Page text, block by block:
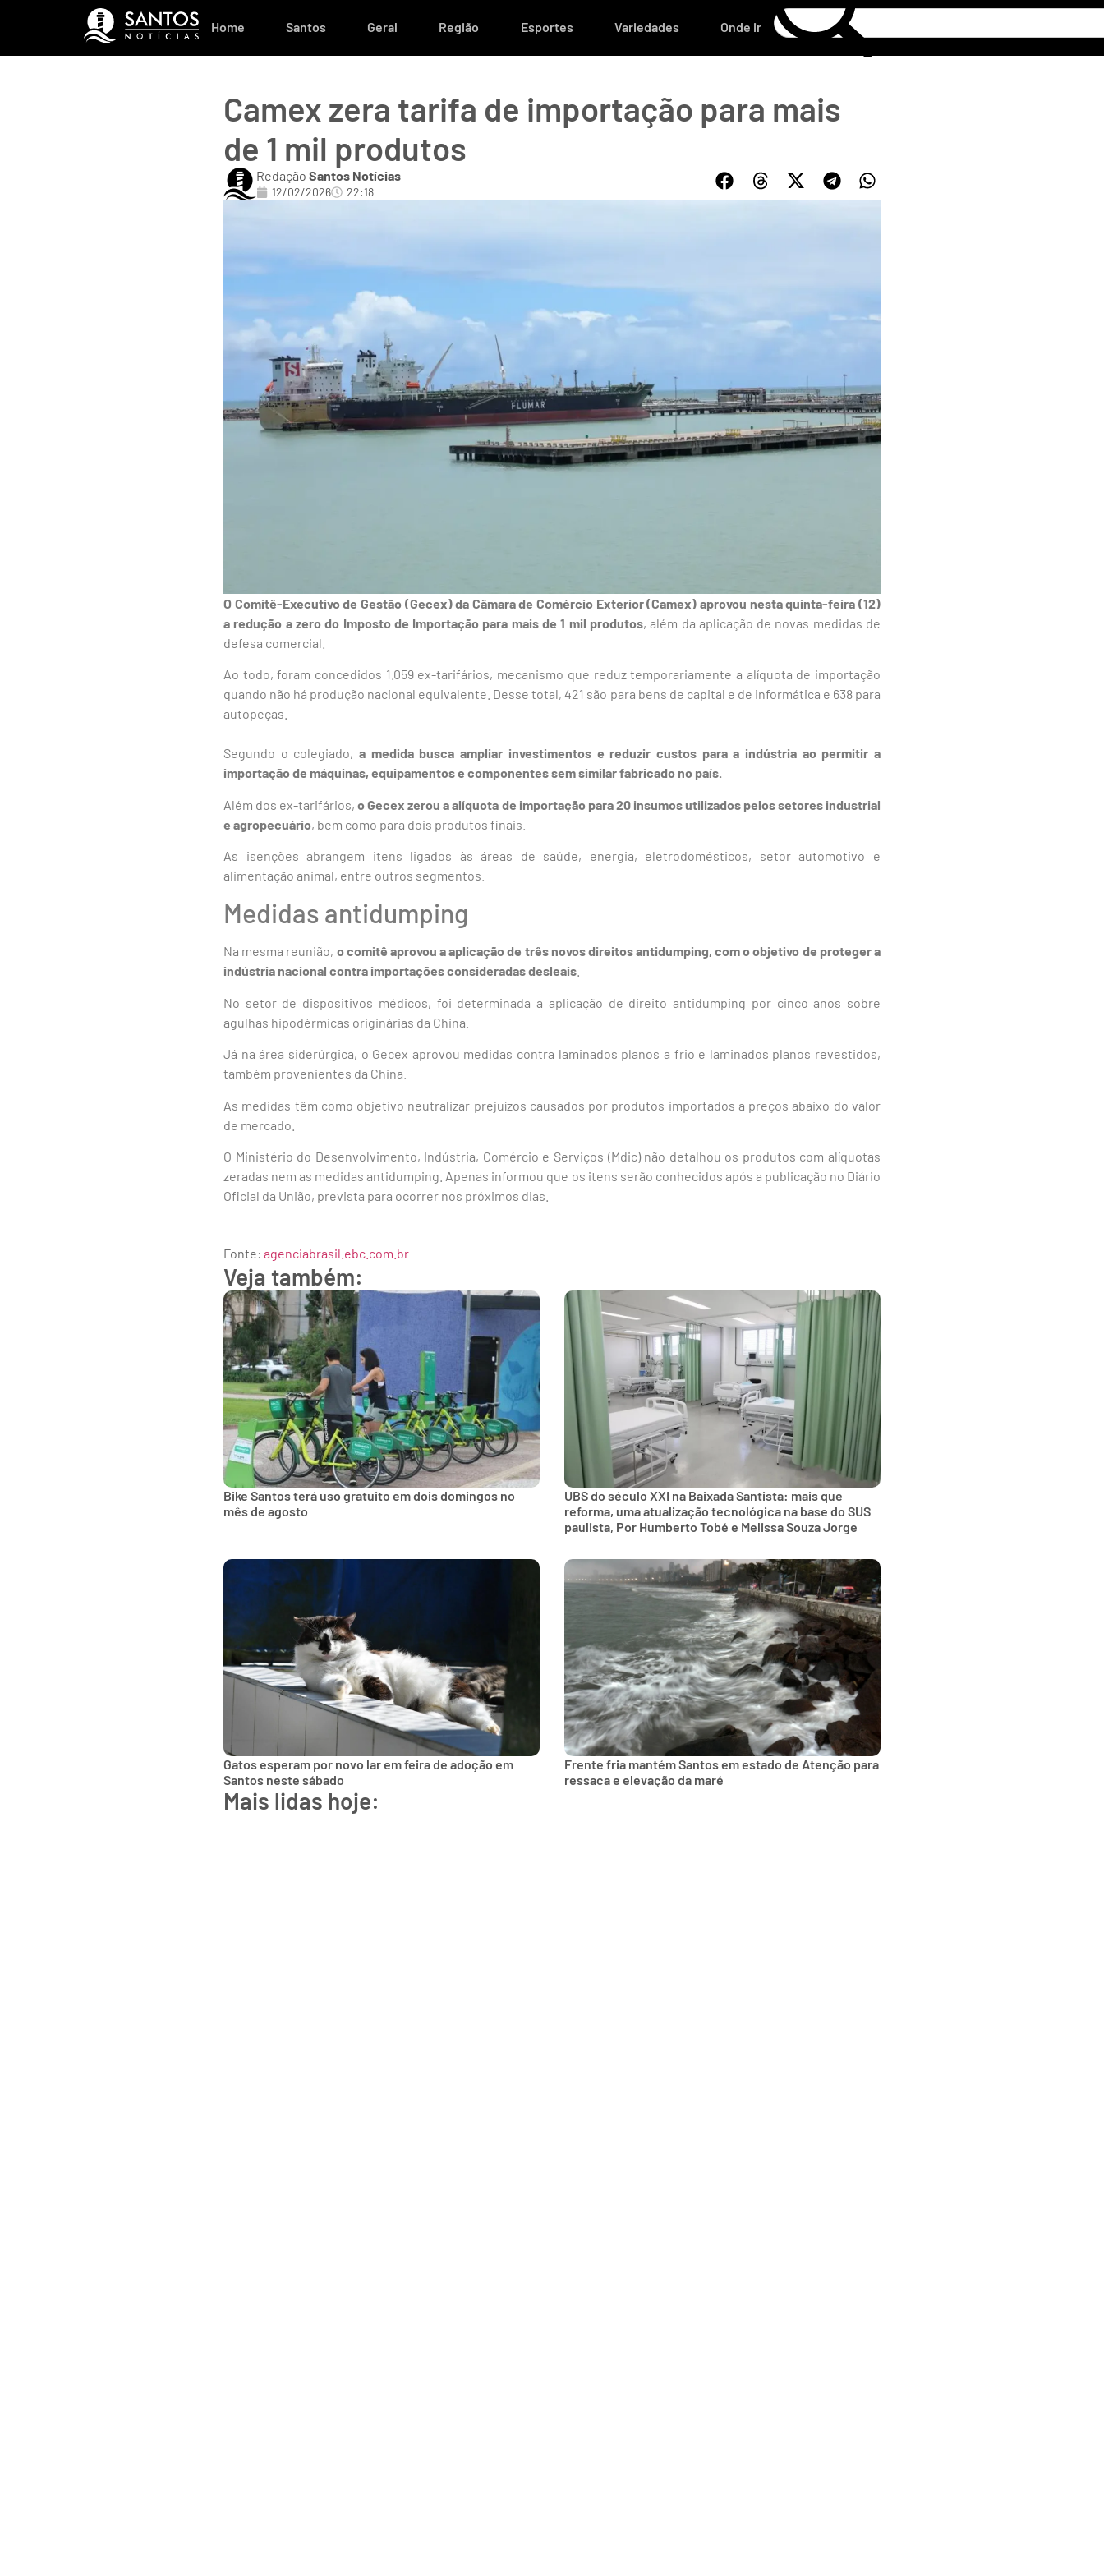
Home Santos Geral Região Esportes Variedades Onde ir
Camex zera tarifa de importação para mais
de 1 mil produtos
Redação Santos Notícias
12/02/2026 22:18
O Comitê-Executivo de Gestão (Gecex) da Câmara de Comércio Exterior (Camex) aprovou nesta quinta-feira (12)
a redução a zero do Imposto de Importação para mais de 1 mil produtos, além da aplicação de novas medidas de
defesa comercial.
Ao todo, foram concedidos 1.059 ex-tarifários, mecanismo que reduz temporariamente a alíquota de importação
quando não há produção nacional equivalente. Desse total, 421 são para bens de capital e de informática e 638 para
autopeças.
Segundo o colegiado,a medida busca ampliar investimentos e reduzir custos para a indústria ao permitir a
importação de máquinas, equipamentos e componentes sem similar fabricado no país.
Além dos ex-tarifários,o Gecex zerou a alíquota de importação para 20 insumos utilizados pelos setores industrial
e agropecuário, bem como para dois produtos finais.
As isenções abrangem itens ligados às áreas de saúde, energia, eletrodomésticos, setor automotivo e
alimentação animal, entre outros segmentos.
Medidas antidumping
Na mesma reunião, o comitê aprovou a aplicação de três novos direitos antidumping, com o objetivo de proteger a
indústria nacional contra importações consideradas desleais
No setor de dispositivos médicos, foi determinada a aplicação de direito antidumping por cinco anos sobre
agulhas hipodérmicas originárias da China.
Já na área siderúrgica, o Gecex aprovou medidas contra laminados planos a frio e laminados planos revestidos,
também provenientes da China.
As medidas têm como objetivo neutralizar prejuízos causados por produtos importados a preços abaixo do valor
de mercado.
O Ministério do Desenvolvimento, Indústria, Comércio e Serviços (Mdic) não detalhou os produtos com alíquotas
zeradas nem as medidas antidumping. Apenas informou que os itens serão conhecidos após a publicação no Diário
Oficial da União, prevista para ocorrer nos próximos dias.
Fonte: agenciabrasil.ebc.com.br
Veja também:
Bike Santos terá uso gratuito em dois domingos no
mês de agosto
UBS do século XXI na Baixada Santista: mais que
reforma, uma atualização tecnológica na base do SUS
paulista, Por Humberto Tobé e Melissa Souza Jorge
Gatos esperam por novo lar em feira de adoção em
Santos neste sábado
Frente fria mantém Santos em estado de Atenção para
ressaca e elevação da maré
Mais lidas hoje: